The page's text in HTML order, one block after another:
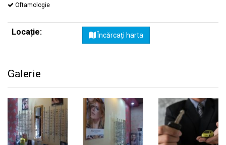
Oftamologie
Locație: Încărcați harta
Galerie